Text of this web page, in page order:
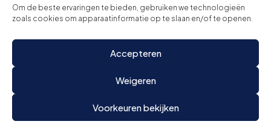
Om de beste ervaringen te bieden, gebruiken we technologieën
zoals cookies om apparaatinformatie op te slaan en/of te openen.
Accepteren
Weigeren
Voorkeuren bekijken